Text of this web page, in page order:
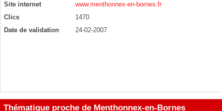
Site internet
www.menthonnex-en-bornes.fr
Clics
1470
Date de validation
24-02-2007
Thématique proche de Menthonnex-en-Bornes